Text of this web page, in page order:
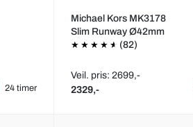
24 timer
Michael Kors MK3178
Slim Runway Ø42mm
(82)
Veil. pris: 2699,-
2329,-